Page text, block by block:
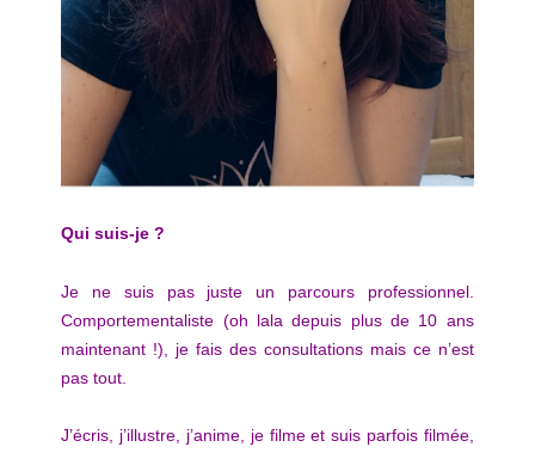
Qui suis-je ?
Je ne suis pas juste un parcours professionnel.
Comportementaliste (oh lala depuis plus de 10 ans
maintenant !), je fais des consultations mais ce n’est
pas tout.
J’écris, j’illustre, j’anime, je filme et suis parfois filmée,